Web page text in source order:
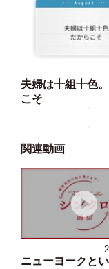
夫婦は十組十色
こそ
関連動画
ニューヨークと